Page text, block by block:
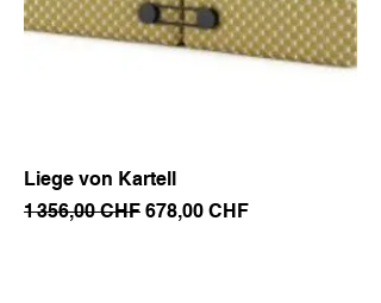
Liege von Kartell
Prix original
1 356,00 CHF Prix promotionnel
678,00 CHF